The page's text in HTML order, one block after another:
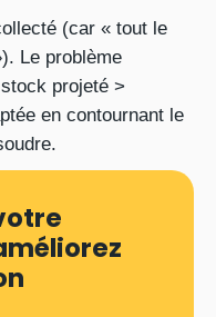
(car « tout le
Le problème
projeté >
en contournant le